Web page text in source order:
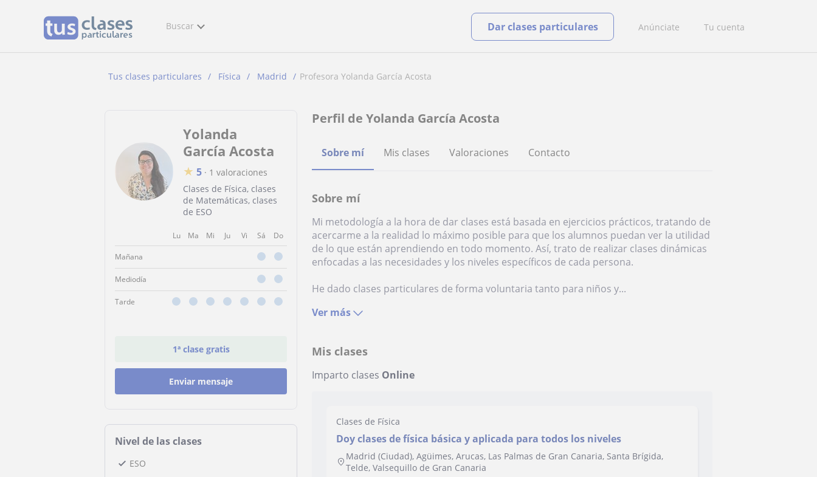
Buscar Anúnciate Tu cuenta
Dar clases particulares
Tus clases particulares Física Madrid Profesora Yolanda García Acosta
Yolanda
García Acosta
★ 5 · 1 valoraciones
Clases de Física, clases
de Matemáticas, clases
de ESO
Lu Ma Mi Ju Vi Sá Do
Mañana
Mediodía
Tarde
1ª clase gratis
Enviar mensaje
Nivel de las clases
ESO
Perfil de Yolanda García Acosta
Sobre mí Mis clases Valoraciones Contacto
Sobre mí
Mi metodología a la hora de dar clases está basada en ejercicios prácticos, tratando de
acercarme a la realidad lo máximo posible para que los alumnos puedan ver la utilidad
de lo que están aprendiendo en todo momento. Así, trato de realizar clases dinámicas
enfocadas a las necesidades y los niveles específicos de cada persona.
He dado clases particulares de forma voluntaria tanto para niños y...
Ver más
Mis clases
Imparto clases Online
Clases de Física
Doy clases de física básica y aplicada para todos los niveles
Madrid (Ciudad), Agüimes, Arucas, Las Palmas de Gran Canaria, Santa Brígida,
Telde, Valsequillo de Gran Canaria